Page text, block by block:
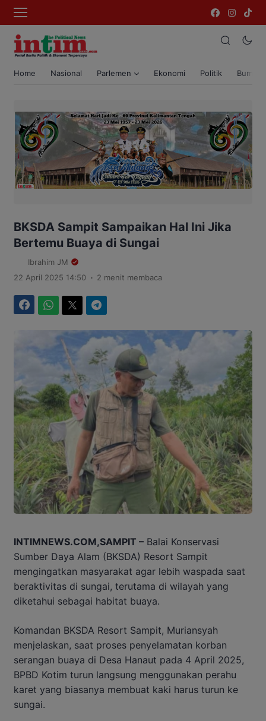
Home Nasional Parlemen Ekonomi Politik Bumi
BKSDA Sampit Sampaikan Hal Ini Jika
Bertemu Buaya di Sungai
Ibrahim JM
22 April 2025 14:50 . 2 menit membaca
INTIMNEWS.COM,SAMPIT – Balai Konservasi
Sumber Daya Alam (BKSDA) Resort Sampit
mengingatkan masyarakat agar lebih waspada saat
beraktivitas di sungai, terutama di wilayah yang
diketahui sebagai habitat buaya.
Komandan BKSDA Resort Sampit, Muriansyah
menjelaskan, saat proses penyelamatan korban
serangan buaya di Desa Hanaut pada 4 April 2025,
BPBD Kotim turun langsung menggunakan perahu
karet yang biasanya membuat kaki harus turun ke
sungai.